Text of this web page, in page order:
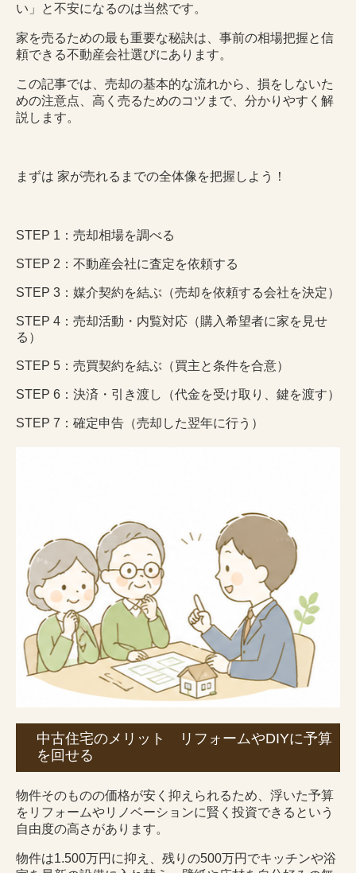
い」と不安になるのは当然です。
家を売るための最も重要な秘訣は、事前の相場把握と信
頼できる不動産会社選びにあります。
この記事では、売却の基本的な流れから、損をしないた
めの注意点、高く売るためのコツまで、分かりやすく解
説します。
まずは 家が売れるまでの全体像を把握しよう！
STEP 1：売却相場を調べる
STEP 2：不動産会社に査定を依頼する
STEP 3：媒介契約を結ぶ（売却を依頼する会社を決定）
STEP 4：売却活動・内覧対応（購入希望者に家を見せ
る）
STEP 5：売買契約を結ぶ（買主と条件を合意）
STEP 6：決済・引き渡し（代金を受け取り、鍵を渡す）
STEP 7：確定申告（売却した翌年に行う）
中古住宅のメリット リフォームやDIYに予算
を回せる
物件そのものの価格が安く抑えられるため、浮いた予算
をリフォームやリノベーションに賢く投資できるという
自由度の高さがあります。
物件は1.500万円に抑え、残りの500万円でキッチンや浴